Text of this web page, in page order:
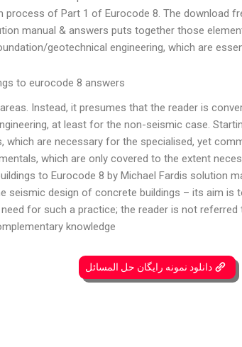
of Part 1 of Eurocode 8. The download
manual & answers puts together those
geotechnical engineering, which are
to eurocode 8 answers
Instead, it presumes that the reader is
at least for the non-seismic case.
which are necessary for the specialised, yet
which are only covered to the extent
to Eurocode 8 by Michael Fardis solution
seismic design of concrete buildings – its aim
for such a practice; the reader is not
knowledge.
دانلود نمونه رایگان حل المسائل